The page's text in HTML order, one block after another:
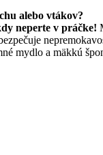
alebo vtákov?
neperte v práčke!
mydlo a mäkkú